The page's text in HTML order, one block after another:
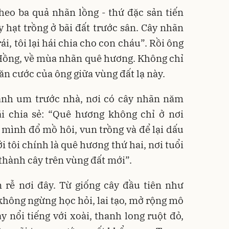
ba quả nhãn lồng - thứ đặc sản tiến
hạt trồng ở bãi đất trước sân. Cây nhãn
tôi lại hái chia cho con cháu”. Rồi ông
về mùa nhãn quê hương. Không chỉ
cước của ông giữa vùng đất lạ này.
um trước nhà, nơi có cây nhãn năm
chia sẻ: “Quê hương không chỉ ở nơi
đổ mồ hôi, vun trồng và để lại dấu
tôi chính là quê hương thứ hai, nơi tuổi
cây trên vùng đất mới”.
rễ nơi đây. Từ giống cây đầu tiên như
ngừng học hỏi, lai tạo, mở rộng mô
nổi tiếng với xoài, thanh long ruột đỏ,